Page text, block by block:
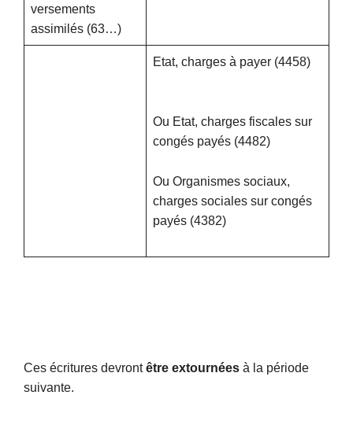
versements
assimilés (63…)
Etat, charges à payer (4458)
Ou Etat, charges fiscales sur
congés payés (4482)
Ou Organismes sociaux,
charges sociales sur congés
payés (4382)
Ces écritures devrontêtre extournées à la période
suivante.